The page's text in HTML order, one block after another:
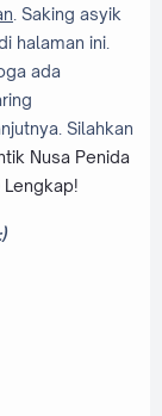
. Saking asyik
halaman ini.
ada
Silahkan
Nusa Penida